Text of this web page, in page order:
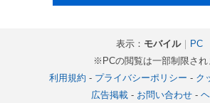
表示： モバイル｜ PC
※PCの閲覧は一部制限され
利用規約 - プライバシーポリシー - ク
広告掲載- お問い合わせ-